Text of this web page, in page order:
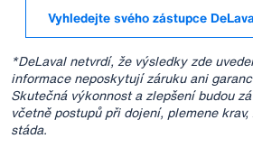
Vyhledejte svého zástupce
*DeLaval netvrdí, že výsledky zde
informace neposkytují záruku ani
Skutečná výkonnost a zlepšení budou
včetně postupů při dojení, plemene
stáda.